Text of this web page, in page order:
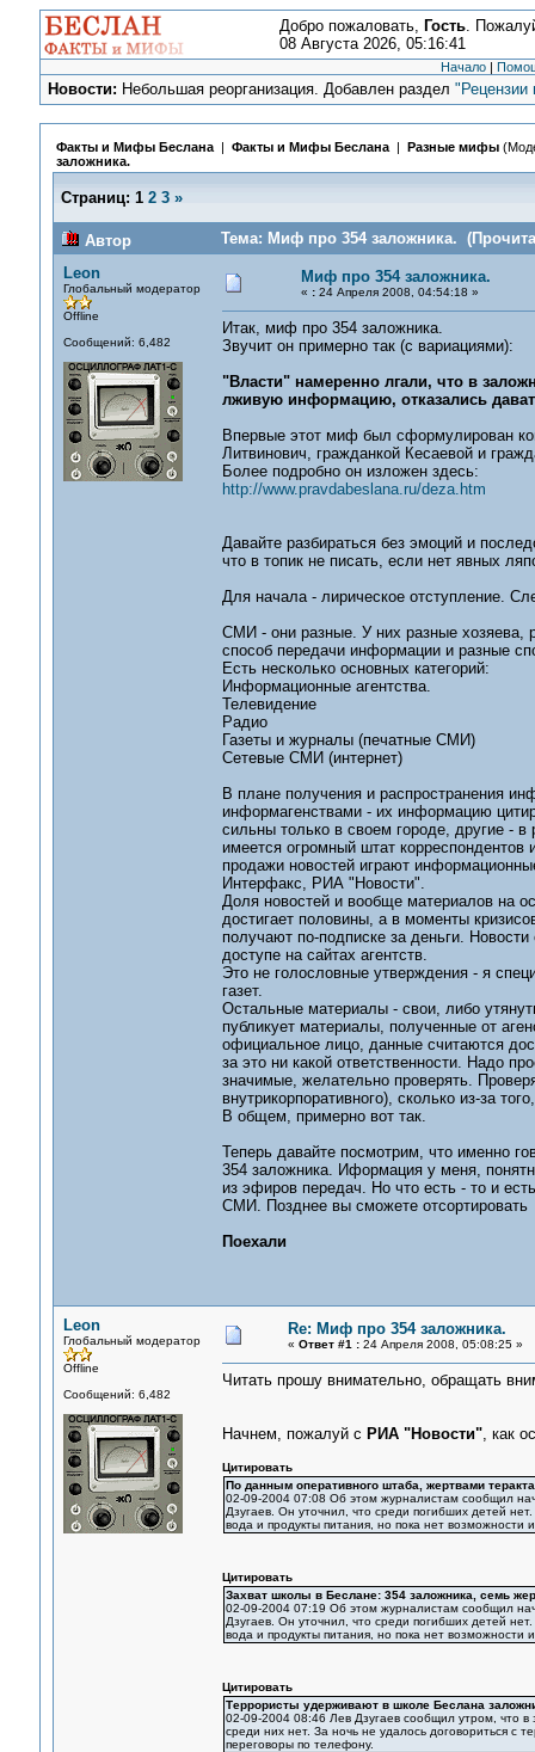
Добро пожаловать, Гость.
08 Августа 2026, 05:16:41
Начало |
Новости: Небольшая реорганизация. Добавлен раздел"Рецензии
Факты и Мифы Беслана| Факты и Мифы Беслана| Разные мифы
заложника.
Страниц: 1 2 3 »
Автор
Тема: Миф про 354 заложника.
Leon
Глобальный модератор
Offline
Сообщений: 6,482
Миф про 354 заложника.
« :24 Апреля 2008, 04:54:18 »
Итак, миф про 354 заложника.
Звучит он примерно так (с вариациями):
"Власти" намеренно лгали, что в
лживую информацию, отказались
Впервые этот миф был сформулирован
Литвинович, гражданкой Кесаевой и
Более подробно он изложен здесь:
http://www.pravdabeslana.ru/deza.htm
Давайте разбираться без эмоций и
что в топик не писать, если нет явных
Для начала - лирическое отступление.
СМИ - они разные. У них разные хозяева,
способ передачи информации и разные
Есть несколько основных категорий:
Информационные агентства.
Телевидение
Радио
Газеты и журналы (печатные СМИ)
Сетевые СМИ (интернет)
В плане получения и распространения
информагенствами - их информацию
сильны только в своем городе, другие - в
имеется огромный штат
продажи новостей играют
Интерфакс, РИА "Новости".
Доля новостей и вообще материалов на
достигает половины, а в моменты
получают по-подписке за деньги.
доступе на сайтах агентств.
Это не голословные утверждения - я
газет.
Остальные материалы - свои, либо
публикует материалы, полученные от
официальное лицо, данные считаются
за это ни какой ответственности. Надо
значимые, желательно проверять.
внутрикорпоративного), сколько из-за
В общем, примерно вот так.
Теперь давайте посмотрим, что именно
354 заложника. Иформация у меня,
из эфиров передач. Но что есть - то и
СМИ. Позднее вы сможете
Поехали
Leon
Глобальный модератор
Offline
Сообщений: 6,482
Re: Миф про 354 заложника.
« Ответ #1 :24 Апреля 2008, 05:08:25 »
Читать прошу внимательно, обращать
Начнем, пожалуй с РИА "Новости", как
Цитировать
По данным оперативного штаба, жертвами
02-09-2004 07:08 Об этом журналистам сообщил
Дзугаев. Он уточнил, что среди погибших детей
вода и продукты питания, но пока нет возможности
Цитировать
Захват школы в Беслане: 354 заложника, семь
02-09-2004 07:19 Об этом журналистам сообщил
Дзугаев. Он уточнил, что среди погибших детей
вода и продукты питания, но пока нет возможности
Цитировать
Террористы удерживают в школе Беслана
02-09-2004 08:46 Лев Дзугаев сообщил утром, что в
среди них нет. За ночь не удалось договориться с
переговоры по телефону.